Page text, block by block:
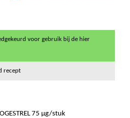
voor gebruik bij de hier
recept
75 µg/stuk